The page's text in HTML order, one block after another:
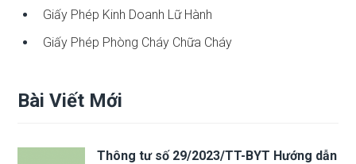
Giấy Phép Kinh Doanh Lữ Hành
Giấy Phép Phòng Cháy Chữa Cháy
Bài Viết Mới
Thông tư số 29/2023/TT-BYT Hướng dẫn